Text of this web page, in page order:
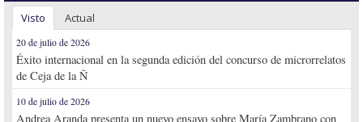
Visto Actual
20 de julio de 2026
Éxito internacional en la segunda edición del concurso de microrrelatos
de Ceja de la Ñ
10 de julio de 2026
Andrea Aranda presenta un nuevo ensayo sobre María Zambrano con